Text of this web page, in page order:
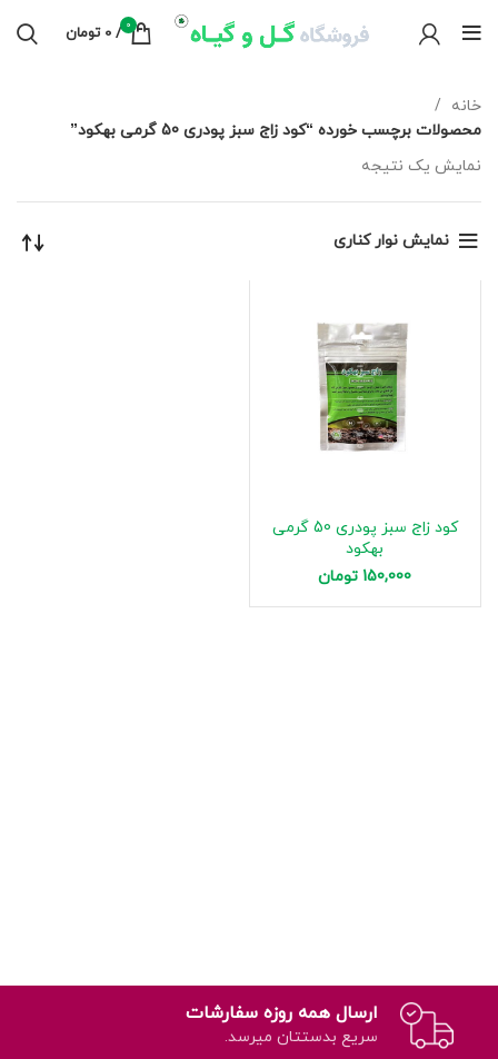
0
/
0 تومان
خانه
محصولات برچسب خورده “کود زاج سبز پودری 50 گرمی بهکود”
نمایش یک نتیجه
نمایش نوار کناری
کود زاج سبز پودری 50 گرمی
بهکود
150,000 تومان
ارسال همه روزه سفارشات
سریع بدستتان میرسد.